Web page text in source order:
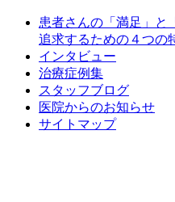
患者さんの「満足」と
追求するための４つの
インタビュー
治療症例集
スタッフブログ
医院からのお知らせ
サイトマップ